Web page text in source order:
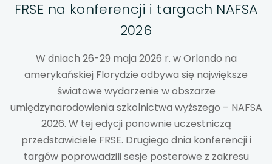
uwaga, link otwiera się w nowej karcie
uwaga, link otwiera się w nowej karcie
uwaga, link otwiera się w nowej karcie
uwaga, link otwiera się w nowej karcie
uwaga, link otwiera się w nowej karcie
FRSE na konferencji i targach NAFSA
2026
W dniach 26-29 maja 2026 r. w Orlando na
amerykańskiej Florydzie odbywa się największe
światowe wydarzenie w obszarze
umiędzynarodowienia szkolnictwa wyższego – NAFSA
2026. W tej edycji ponownie uczestniczą
przedstawiciele FRSE. Drugiego dnia konferencji i
targów poprowadzili sesje posterowe z zakresu